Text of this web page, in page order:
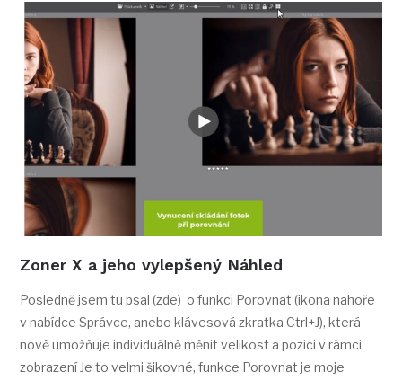
Zoner X a jeho vylepšený Náhled
Posledně jsem tu psal (zde) o funkci Porovnat (ikona nahoře
v nabídce Správce, anebo klávesová zkratka Ctrl+J), která
nově umožňuje individuálně měnit velikost a pozici v rámci
zobrazení Je to velmi šikovné, funkce Porovnat je moje